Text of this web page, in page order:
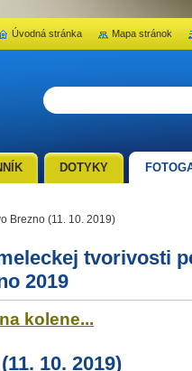
Brezno (11. 10. 2019)
tvorivosti
2019
kolene...
10. 2019)
DOTYKY
Úvodná stránka Mapa stránok